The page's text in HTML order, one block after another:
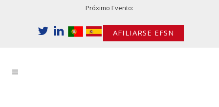
Próximo Evento:
AFILIARSE EFSN